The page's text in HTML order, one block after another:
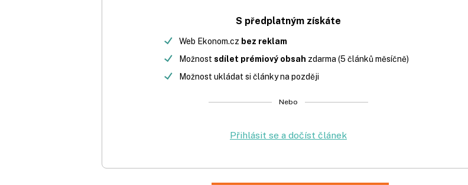
S předplatným získáte
Web Ekonom.cz bez reklam
Možnost sdílet prémiový obsah zdarma (5 článků měsíčně)
Možnost ukládat si články na později
Nebo
Přihlásit se a dočíst článek